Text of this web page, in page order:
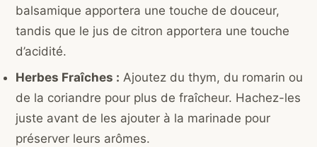
balsamique apportera une touche de douceur,
tandis que le jus de citron apportera une touche
d’acidité.
Herbes Fraîches : Ajoutez du thym, du romarin ou
de la coriandre pour plus de fraîcheur. Hachez-les
juste avant de les ajouter à la marinade pour
préserver leurs arômes.